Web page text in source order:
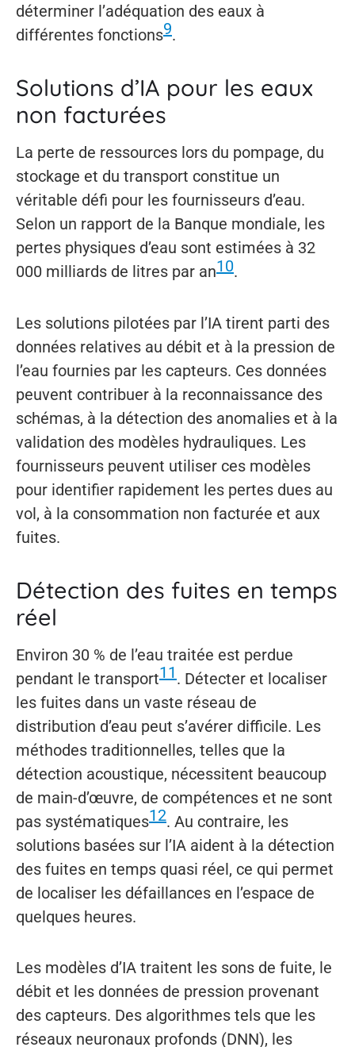
déterminer l’adéquation des eaux à
différentes fonctions9.
Solutions d’IA pour les eaux
non facturées
La perte de ressources lors du pompage, du
stockage et du transport constitue un
véritable défi pour les fournisseurs d’eau.
Selon un rapport de la Banque mondiale, les
pertes physiques d’eau sont estimées à 32
000 milliards de litres par an10.
Les solutions pilotées par l’IA tirent parti des
données relatives au débit et à la pression de
l’eau fournies par les capteurs. Ces données
peuvent contribuer à la reconnaissance des
schémas, à la détection des anomalies et à la
validation des modèles hydrauliques. Les
fournisseurs peuvent utiliser ces modèles
pour identifier rapidement les pertes dues au
vol, à la consommation non facturée et aux
fuites.
Détection des fuites en temps
réel
Environ 30 % de l’eau traitée est perdue
pendant le transport11. Détecter et localiser
les fuites dans un vaste réseau de
distribution d’eau peut s’avérer difficile. Les
méthodes traditionnelles, telles que la
détection acoustique, nécessitent beaucoup
de main-d’œuvre, de compétences et ne sont
pas systématiques12. Au contraire, les
solutions basées sur l’IA aident à la détection
des fuites en temps quasi réel, ce qui permet
de localiser les défaillances en l’espace de
quelques heures.
Les modèles d’IA traitent les sons de fuite, le
débit et les données de pression provenant
des capteurs. Des algorithmes tels que les
réseaux neuronaux profonds (DNN), les